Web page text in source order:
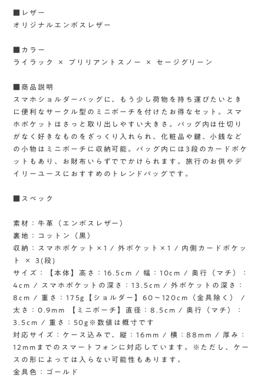
■レザー
オリジナルエンボスレザー
■カラー
ライラック × ブリリアントスノー × セージグリーン
■商品説明
スマホショルダーバッグに、もう少し荷物を持ち運びたいとき
に便利なサークル型のミニポーチを付けたお得なセット。スマ
ホポケットはさっと取り出しやすい大きさ。バッグ内は仕切り
がなく好きなものをざっくり入れられ、化粧品や鍵、小銭など
の小物はミニポーチに収納可能。バッグ内には3段のカードポケ
ットもあり、お財布いらずででかけられます。旅行のお供やデ
イリーユースにおすすめのトレンドバッグです。
■スペック
素材：牛革（エンボスレザー）
裏地：コットン（黒）
収納：スマホポケット×1 / 外ポケット×1 / 内側カードポケッ
ト × 3(段)
サイズ：【本体】高さ：16.5cm / 幅：10cm / 奥行（マチ）：
4cm / スマホポケットの深さ：13.5cm / 外ポケットの深さ：
8cm / 重さ：175g【ショルダー】60〜120cm（金具除く） /
太さ：0.9mm 【ミニポーチ】直径：8.5cm / 奥行（マチ）：
3.5cm / 重さ：50g※数値は概寸です
対応サイズ：ケース込みで、縦：16mm / 横：88mm / 厚み：
12mmまでのスマートフォンに対応しています。※ただし、ケー
スの形によっては入らない可能性もあります。
金具色：ゴールド